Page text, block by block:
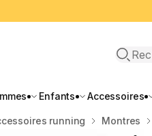
Enfants Accessoires
running Montres